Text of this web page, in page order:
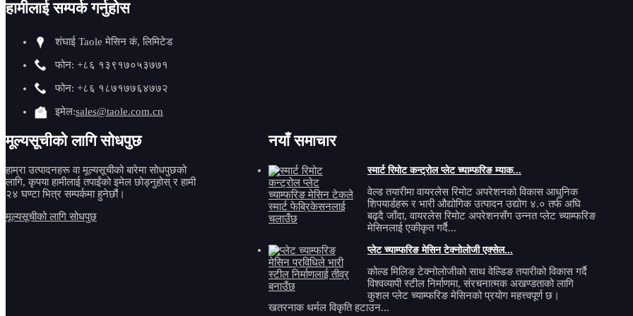
हामीलाई सम्पर्क गर्नुहोस
शंघाई Taole मेसिन कं, लिमिटेड
फोन: +८६ १३९१७०५३७७१
फोन: +८६ १८७१७७६४७७२
इमेल:sales@taole.com.cn
मूल्यसूचीको लागि सोधपुछ
हाम्रा उत्पादनहरू वा मूल्यसूचीको बारेमा सोधपुछको
लागि, कृपया हामीलाई तपाईंको इमेल छोड्नुहोस् र हामी
२४ घण्टा भित्र सम्पर्कमा हुनेछौं।
मूल्यसूचीको लागि सोधपुछ
नयाँ समाचार
स्मार्ट रिमोट कन्ट्रोल प्लेट च्याम्फरिङ म्याक...
वेल्ड तयारीमा वायरलेस रिमोट अपरेशनको विकास आधुनिक
शिपयार्डहरू र भारी औद्योगिक उत्पादन उद्योग ४.० तर्फ अघि
बढ्दै जाँदा, वायरलेस रिमोट अपरेशनसँग उन्नत प्लेट च्याम्फरिङ
मेसिनलाई एकीकृत गर्दै...
प्लेट च्याम्फरिङ मेसिन टेक्नोलोजी एक्सेल...
कोल्ड मिलिङ टेक्नोलोजीको साथ वेल्डिङ तयारीको विकास गर्दै
विश्वव्यापी स्टील निर्माणमा, संरचनात्मक अखण्डताको लागि
कुशल प्लेट च्याम्फरिङ मेसिनको प्रयोग महत्त्वपूर्ण छ।
खतरनाक थर्मल विकृति हटाउन...